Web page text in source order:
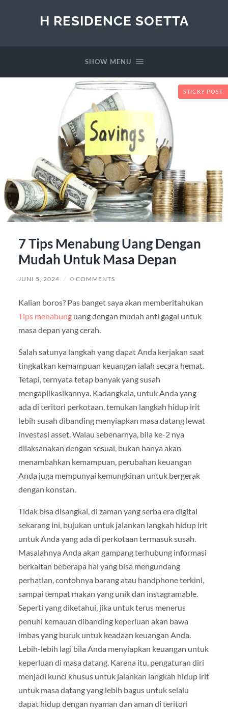
H RESIDENCE SOETTA
SHOW MENU
STICKY POST
7 Tips Menabung Uang Dengan
Mudah Untuk Masa Depan
JUNI 5, 2024 / 0 COMMENTS
Kalian boros? Pas banget saya akan memberitahukan
Tips menabunguang dengan mudah anti gagal untuk
masa depan yang cerah.
Salah satunya langkah yang dapat Anda kerjakan saat
tingkatkan kemampuan keuangan ialah secara hemat.
Tetapi, ternyata tetap banyak yang susah
mengaplikasikannya. Kadangkala, untuk Anda yang
ada di teritori perkotaan, temukan langkah hidup irit
lebih susah dibanding menyiapkan masa datang lewat
investasi asset. Walau sebenarnya, bila ke-2 nya
dilaksanakan dengan sesuai, bukan hanya akan
menambahkan kemampuan, perubahan keuangan
Anda juga mempunyai kemungkinan untuk bergerak
dengan konstan.
Tidak bisa disangkal, di zaman yang serba era digital
sekarang ini, bujukan untuk jalankan langkah hidup irit
untuk Anda yang ada di perkotaan termasuk susah.
Masalahnya Anda akan gampang terhubung informasi
berkaitan beberapa hal yang bisa mengundang
perhatian, contohnya barang atau handphone terkini,
sampai tempat makan yang unik dan instagramable.
Seperti yang diketahui, jika untuk terus menerus
penuhi kemauan dibanding keperluan akan bawa
imbas yang buruk untuk keadaan keuangan Anda.
Lebih-lebih lagi bila Anda menyiapkan keuangan untuk
keperluan di masa datang. Karena itu, pengaturan diri
menjadi kunci khusus untuk jalankan langkah hidup irit
untuk masa datang yang lebih bagus untuk selalu
dapat hidup dengan nyaman dan aman di teritori